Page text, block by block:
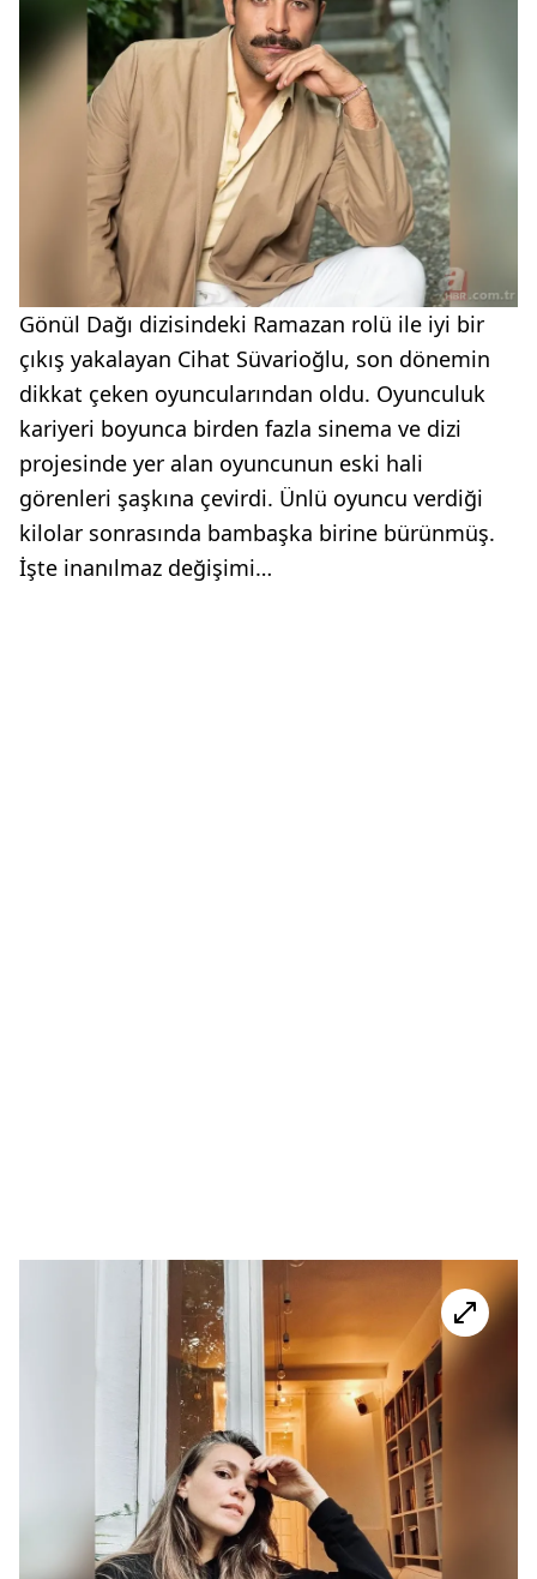
Gönül Dağı dizisindeki Ramazan rolü ile iyi bir
çıkış yakalayan Cihat Süvarioğlu, son dönemin
dikkat çeken oyuncularından oldu. Oyunculuk
kariyeri boyunca birden fazla sinema ve dizi
projesinde yer alan oyuncunun eski hali
görenleri şaşkına çevirdi. Ünlü oyuncu verdiği
kilolar sonrasında bambaşka birine bürünmüş.
İşte inanılmaz değişimi…